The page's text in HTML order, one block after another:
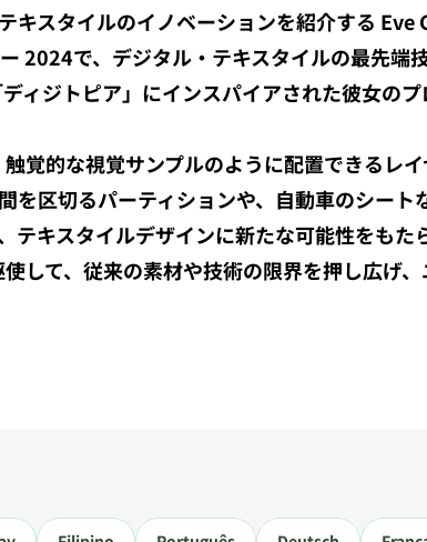
キスタイルのイノベーションを紹介する Eve
2024で、デジタル・テキスタイルの最先端
ィジトピア」にインスパイアされた彼女の
覚的な視覚サンプルのように配置できるレ
を区切るパーティションや、自動車のシート
キスタイルデザインに新たな可能性をもた
して、従来の素材や技術の限界を押し広げ